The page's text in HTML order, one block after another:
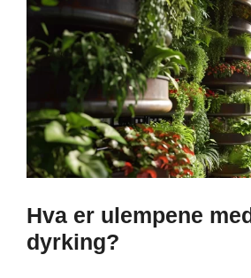
Hva er ulempene
dyrking?